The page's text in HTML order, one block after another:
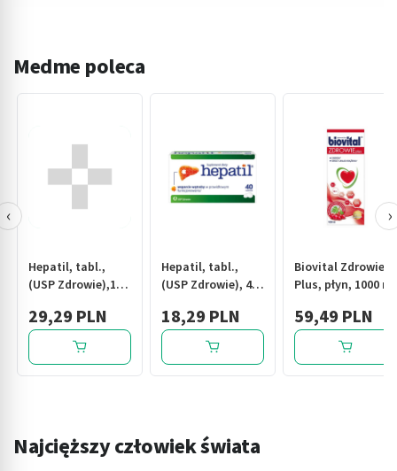
Medme poleca
Hepatil, tabl.,
(USP Zdrowie),120
29,29 PLN
Hepatil, tabl.,
(USP Zdrowie), 40
18,29 PLN
Biovital Zdrowie
Plus, płyn, 1000 ml
59,49 PLN
‹ ›
Najcięższy człowiek świata